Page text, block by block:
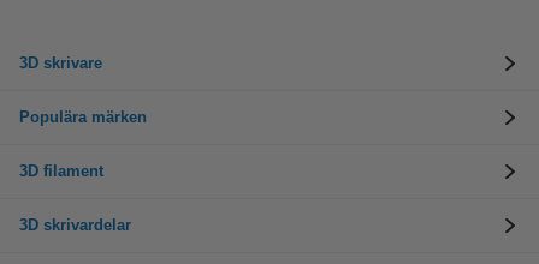
3D skrivare
Populära märken
3D filament
3D skrivardelar